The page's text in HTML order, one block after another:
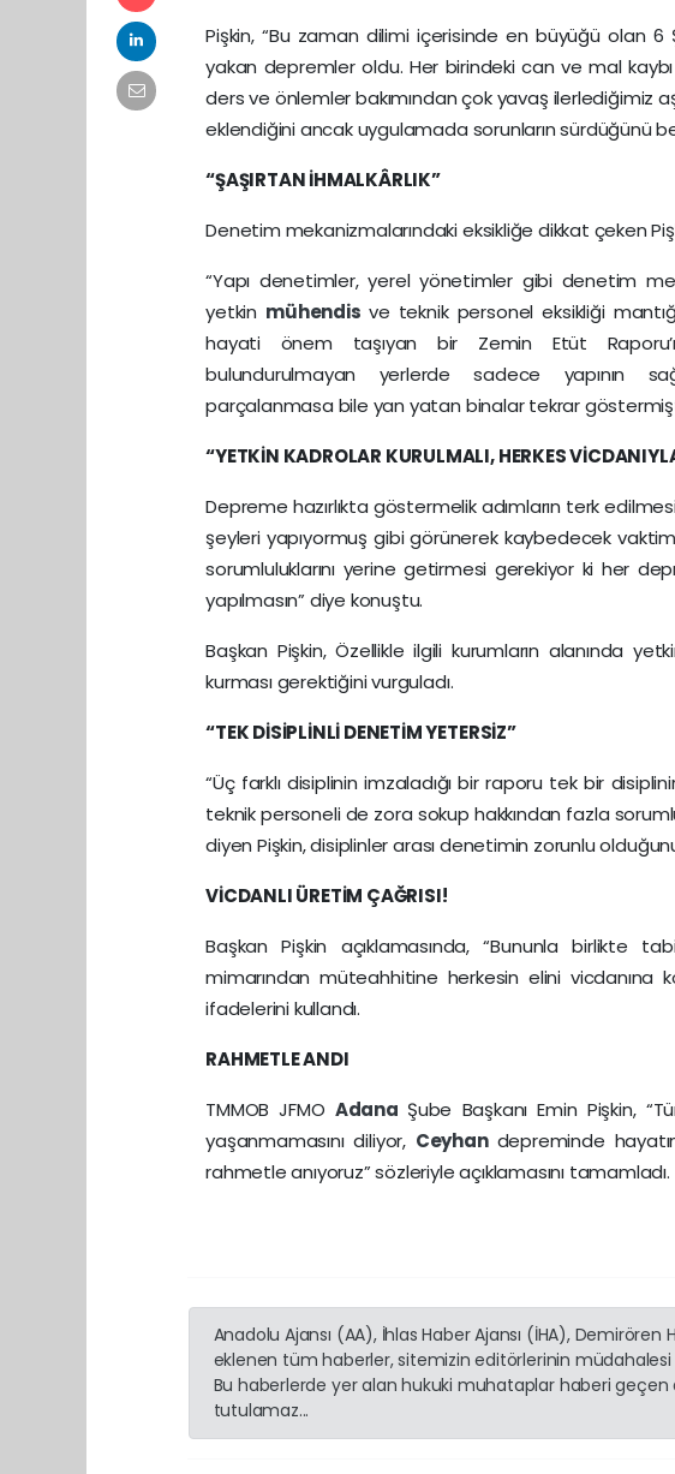
Pişkin, “Bu zaman dilimi içerisinde en büyüğü olan 6
yakan depremler oldu. Her birindeki can ve mal kaybı
ders ve önlemler bakımından çok yavaş ilerlediğimiz
eklendiğini ancak uygulamada sorunların sürdüğünü
“ŞAŞIRTAN İHMALKÂRLIK”
Denetim mekanizmalarındaki eksikliğe dikkat çeken
“Yapı denetimler, yerel yönetimler gibi denetim
yetkin mühendis ve teknik personel eksikliği
hayati önem taşıyan bir Zemin Etüt
bulundurulmayan yerlerde sadece yapının
parçalanmasa bile yan yatan binalar tekrar
“YETKİN KADROLAR KURULMALI, HERKES
Depreme hazırlıkta göstermelik adımların terk
şeyleri yapıyormuş gibi görünerek kaybedecek
sorumluluklarını yerine getirmesi gerekiyor ki her
yapılmasın” diye konuştu.
Başkan Pişkin, Özellikle ilgili kurumların alanında
kurması gerektiğini vurguladı.
“TEK DİSİPLİNLİ DENETİM YETERSİZ”
“Üç farklı disiplinin imzaladığı bir raporu tek bir
teknik personeli de zora sokup hakkından fazla
diyen Pişkin, disiplinler arası denetimin zorunlu
VİCDANLI ÜRETİM ÇAĞRISI!
Başkan Pişkin açıklamasında, “Bununla birlikte
mimarından müteahhitine herkesin elini vicdanına
ifadelerini kullandı.
RAHMETLE ANDI
TMMOB JFMO Adana Şube Başkanı Emin Pişkin,
yaşanmamasını diliyor, Ceyhan depreminde
rahmetle anıyoruz” sözleriyle açıklamasını tamamladı.
Anadolu Ajansı (AA), İhlas Haber Ajansı (İHA),
eklenen tüm haberler, sitemizin editörlerinin
Bu haberlerde yer alan hukuki muhataplar haberi
tutulamaz...